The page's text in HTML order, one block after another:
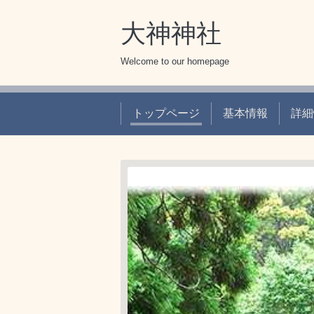
大神神社
Welcome to our homepage
トップページ 基本情報 詳